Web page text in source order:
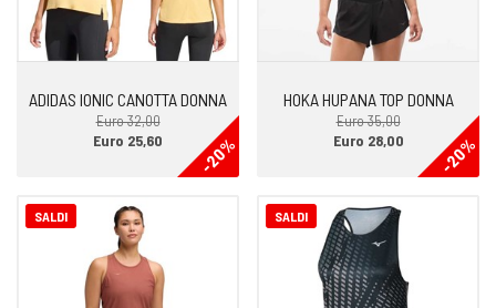
ADIDAS IONIC CANOTTA DONNA
Euro 32,00
-20%
Euro 25,60
HOKA HUPANA TOP DONNA
Euro 35,00
-20%
Euro 28,00
SALDI SALDI